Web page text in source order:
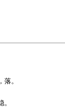
。